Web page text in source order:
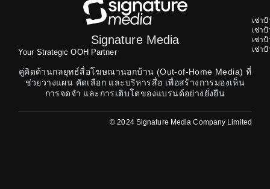
Signature Media
Your Strategic OOH Partner
คู่คิดด้านกลยุทธ์สื่อโฆษณานอกบ้าน (Out-of-Home Media) ที่
ช่วยวางแผน คัดเลือก และบริหารสื่อ เพื่อสร้างการมองเห็น
การจดจำ และการเติบโตของแบรนด์อย่างยั่งยืน
เช่า
เช่า
เช่า
เช่า
© 2024 Signature Media Company Limited